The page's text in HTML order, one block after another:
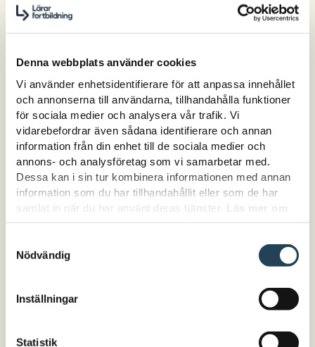
Denna webbplats använder cookies
Vi använder enhetsidentifierare för att anpassa innehållet
och annonserna till användarna, tillhandahålla funktioner
för sociala medier och analysera vår trafik. Vi
vidarebefordrar även sådana identifierare och annan
information från din enhet till de sociala medier och
annons- och analysföretag som vi samarbetar med.
Dessa kan i sin tur kombinera informationen med annan
information som du har tillhandahållit eller som de har
samlat in när du har använt deras tjänster. Läs mer om
hur vi hanterar cookies här.
Nödvändig
Inställningar
Statistik
bedömningar. Kursen rustar dig för att göra
Reformens ramar och
förutsättningar
Gy25 innebär stora förändringar för komvux
på gymnasial nivå – med nya krav på
ämnesbetyg, prövning och struktur. Många
lärare undrar hur det ska fungera i
praktiken. Hur skapar man utrymme för
bildning när tiden är knapp? Hur bedömer
konkret vägledning, så att du tryggt kan gå
Undervisar inom komvux på gymnasial nivå